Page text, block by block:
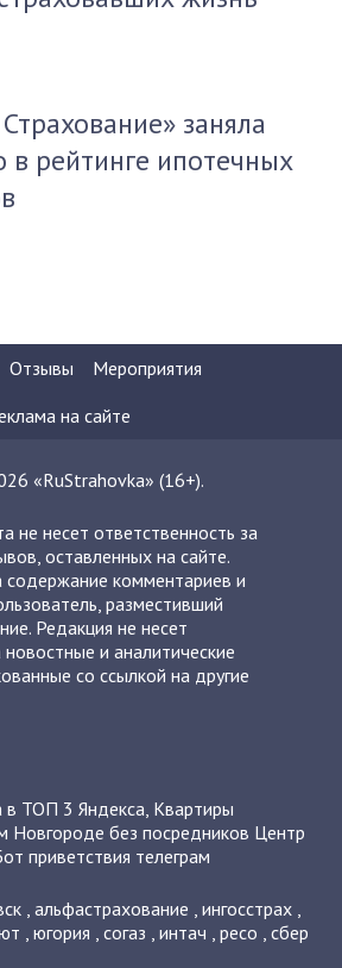
заняла
в рейтинге ипотечных
Отзывы
Мероприятия
на сайте
«RuStrahovka» (16+).
не несет ответственность за
оставленных на сайте.
содержание комментариев и
разместивший
Редакция не несет
и аналитические
со ссылкой на другие
в ТОП 3 Яндекса, Квартиры
Новгороде без посредников Центр
приветствия телеграм
,альфастрахование ,ингосстрах ,
,югория ,согаз ,интач ,ресо ,сбер